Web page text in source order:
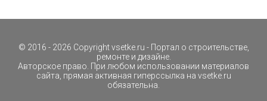
© 2016 - 2026 Copyrightvsetke.ru - Портал о строительстве,
ремонте и дизайне.
Авторское право. При любом использовании материалов
сайта, прямая активная гиперссылка на vsetke.ru
обязательна.